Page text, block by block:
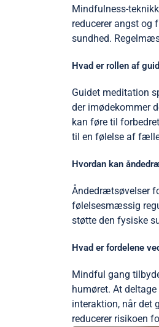
Mindfulness-
reducerer angst og
sundhed.
Hvad er rollen af
Guidet meditation
der imødekommer
kan føre til
til en følelse af
Hvordan kan
Åndedrætsøvelser
følelsesmæssig
støtte den fysiske
Hvad er fordelene
Mindful gang
humøret. At
interaktion, når det
reducerer risikoen